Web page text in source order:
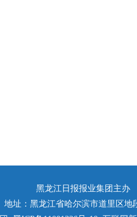
黑龙江日报报业集团主办
地址：黑龙江省哈尔滨市道里区地